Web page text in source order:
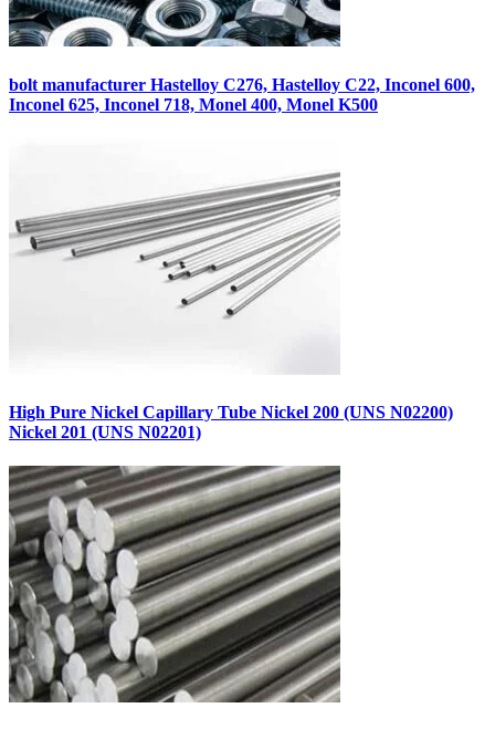
bolt manufacturer Hastelloy C276, Hastelloy C22, Inconel 600,
Inconel 625, Inconel 718, Monel 400, Monel K500
High Pure Nickel Capillary Tube Nickel 200 (UNS N02200)
Nickel 201 (UNS N02201)